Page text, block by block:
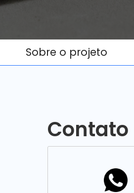
Sobre o projeto
Contato